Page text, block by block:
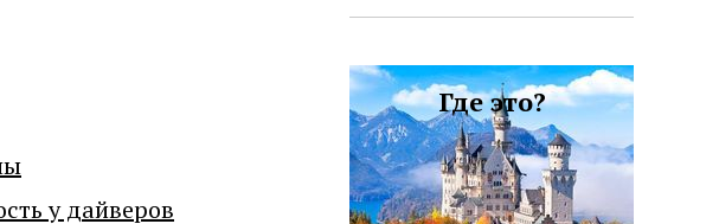
у дайверов
Где это?